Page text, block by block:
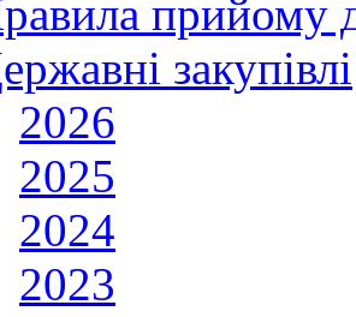
прийому
закупівлі
2026
2025
2024
2023